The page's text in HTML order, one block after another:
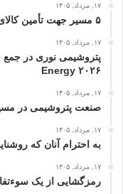
۱۷, مرداد, ۱۴۰۵
۵ مسیر جهت تأمین کالای ضروری بدون انتظار برای ساخت بندر جدید
۱۷, مرداد, ۱۴۰۵
Energy ۲۰۲۶
۱۷, مرداد, ۱۴۰۵
صنعت پتروشیمی در مسیر
۱۷, مرداد, ۱۴۰۵
به احترام آنان که
۱۷, مرداد, ۱۴۰۵
رمزگشایی از یک